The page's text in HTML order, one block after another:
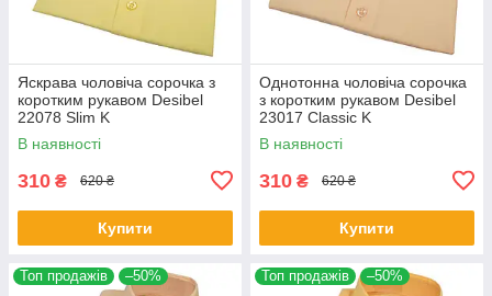
Яскрава чоловіча сорочка з
коротким рукавом Desibel
22078 Slim K
В наявності
310 ₴ 620 ₴
Купити
Однотонна чоловіча сорочка
з коротким рукавом Desibel
23017 Classic K
В наявності
310 ₴ 620 ₴
Купити
Топ продажів –50% Топ продажів –50%